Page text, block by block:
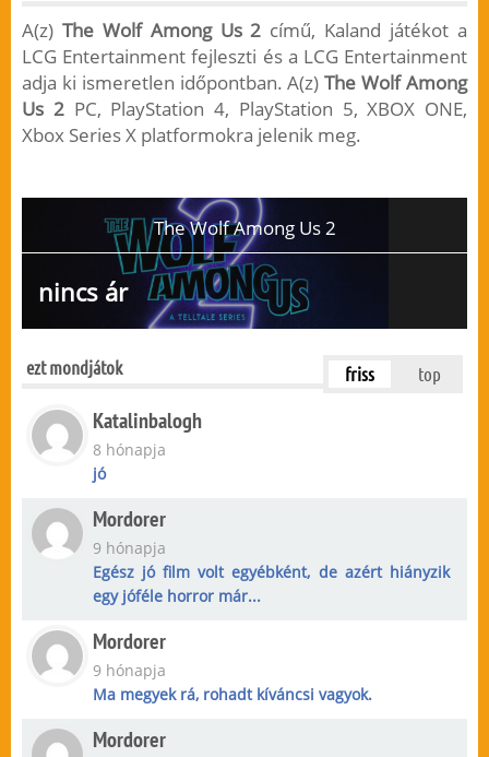
A(z) The Wolf Among Us 2 című, Kaland játékot a
LCG Entertainment fejleszti és a LCG Entertainment
adja ki ismeretlen időpontban. A(z)The Wolf Among
Us 2PC, PlayStation 4, PlayStation 5, XBOX ONE,
Xbox Series X platformokra jelenik meg.
The Wolf Among Us 2
nincs ár
ezt mondjátok friss top
Katalinbalogh
8 hónapja
jó
Mordorer
9 hónapja
Egész jó film volt egyébként, de azért hiányzik
egy jóféle horror már...
Mordorer
9 hónapja
Ma megyek rá, rohadt kíváncsi vagyok.
Mordorer